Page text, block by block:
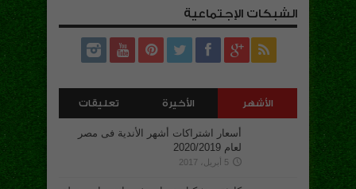
الشبكات الإجتماعية
الأشهر الأخيرة تعليقات
أسعار اشتراكات أشهر الأندية فى مصر
لعام 2020/2019
5 أبريل، 2017